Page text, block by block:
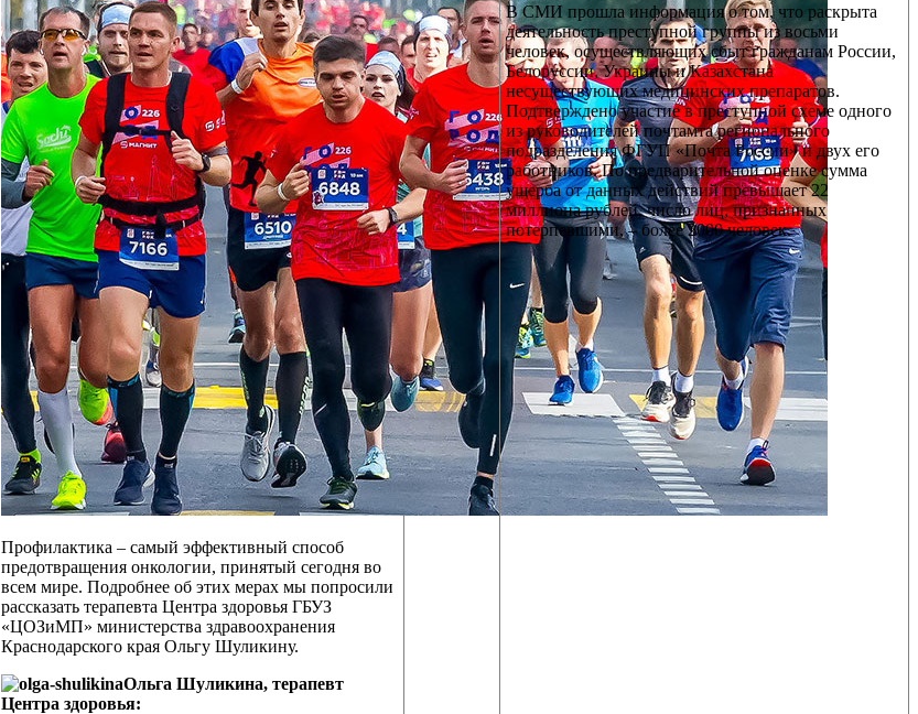
Профилактика – самый эффективный способ
предотвращения онкологии, принятый сегодня во
всем мире. Подробнее об этих мерах мы попросили
рассказать терапевта Центра здоровья ГБУЗ
«ЦОЗиМП» министерства здравоохранения
Краснодарского края Ольгу Шуликину.
Ольга Шуликина, терапевт
Центра здоровья:
В СМИ прошла информация о том, что раскрыта
деятельность преступной группы из восьми
человек, осуществляющих сбыт гражданам России,
Белоруссии, Украины и Казахстана
несуществующих медицинских препаратов.
Подтверждено участие в преступной схеме одного
из руководителей почтамта регионального
подразделения ФГУП «Почта России» и двух его
работников. По предварительной оценке сумма
ущерба от данных действий превышает 22
миллиона рублей, число лиц, признанных
потерпевшими, – более 2000 человек.